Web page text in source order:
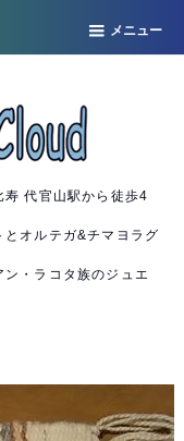
メニュー
寿 代官山駅から徒歩4
オルテガ&チマヨラグ
・ラコタ族のジュエ